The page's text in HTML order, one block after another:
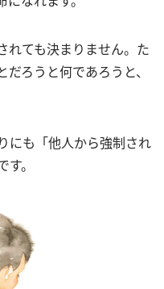
れても決まりません。た
ろうと何であろうと、
にも「他人から強制され
。